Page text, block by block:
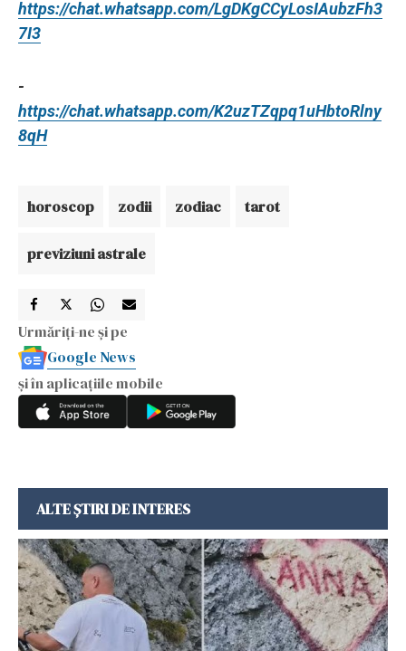
https://chat.whatsapp.com/LgDKgCCyLosIAubzFh3
7I3
-
https://chat.whatsapp.com/K2uzTZqpq1uHbtoRlny
8qH
horoscop zodii zodiac tarot
previziuni astrale
Urmăriți-ne și pe
Google News
și în aplicațiile mobile
ALTE ȘTIRI DE INTERES